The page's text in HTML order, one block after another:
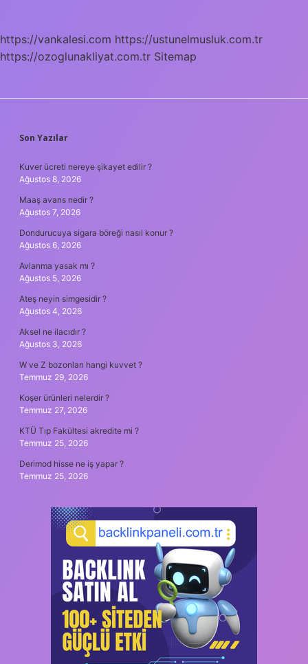
https://vankalesi.com https://ustunelmusluk.com.tr
https://ozoglunakliyat.com.tr Sitemap
SIDEBAR
Son Yazılar
Kuver ücreti nereye şikayet edilir ?
Ağustos 8, 2026
Maaş avans nedir ?
Ağustos 7, 2026
Dondurucuya sigara böreği nasıl konur ?
Ağustos 6, 2026
Avlanma yasak mı ?
Ağustos 5, 2026
Ateş neyin simgesidir ?
Ağustos 4, 2026
Aksel ne ilacıdır ?
Ağustos 3, 2026
W ve Z bozonları hangi kuvvet ?
Temmuz 29, 2026
Koşer ürünleri nelerdir ?
Temmuz 27, 2026
KTÜ Tıp Fakültesi akredite mi ?
Temmuz 25, 2026
Derimod hisse ne iş yapar ?
Temmuz 25, 2026